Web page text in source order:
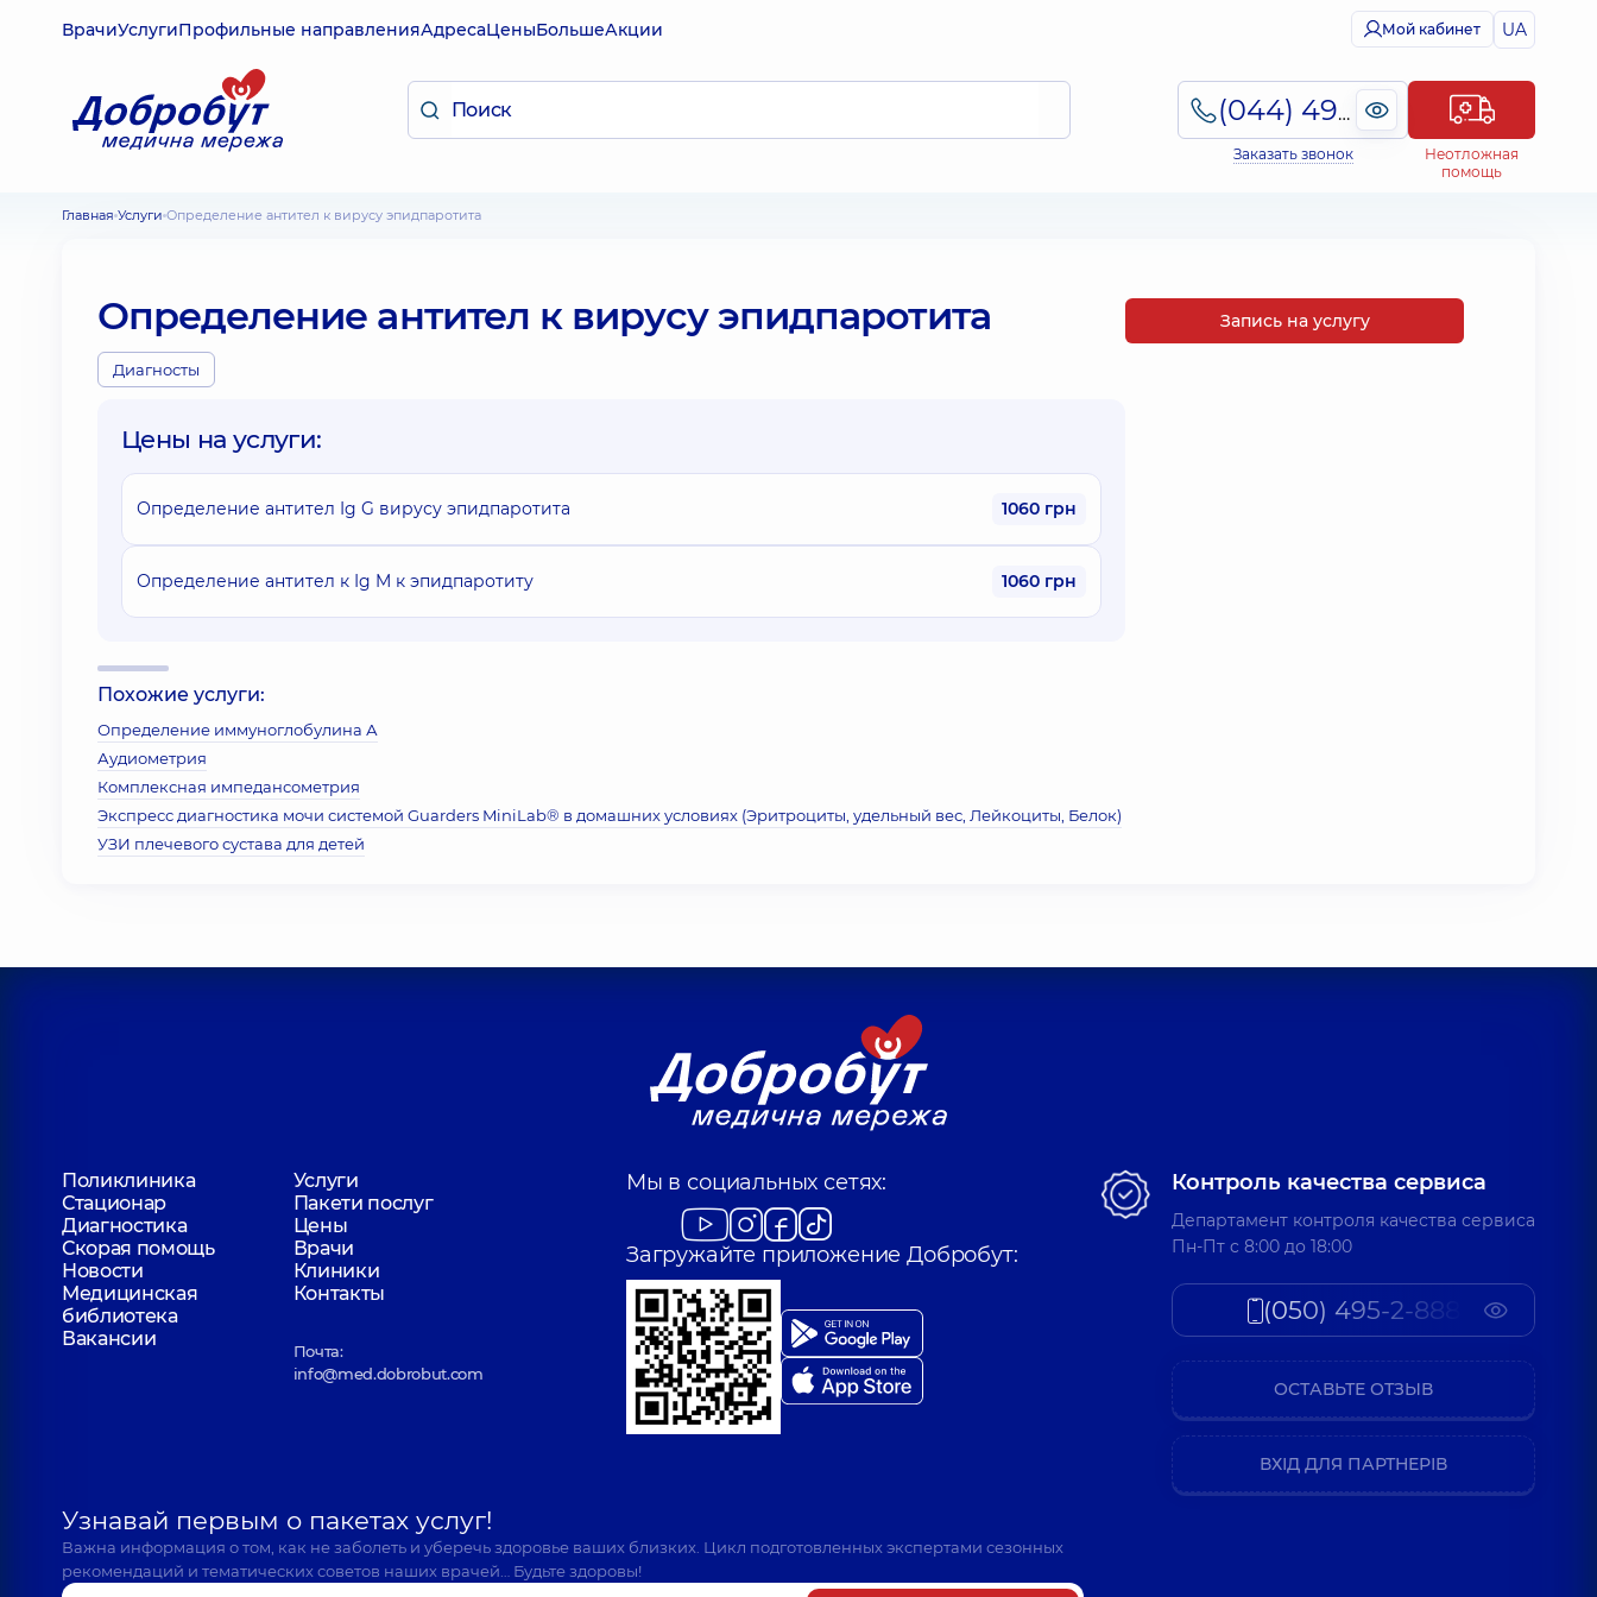
ВрачиУслугиПрофильные направленияАдресаЦеныБольшеАкции Мой кабинет UA
(044) 495-2-888
Заказать звонок
Неотложная
помощь
Главная Услуги Определение антител к вирусу эпидпаротита
Определение антител к вирусу эпидпаротита
Диагносты
Цены на услуги:
Определение антител Ig G вирусу эпидпаротита 1060 грн
Определение антител к Ig M к эпидпаротиту 1060 грн
Похожие услуги:
Определение иммуноглобулина А
Аудиометрия
Комплексная импедансометрия
Экспресс диагностика мочи системой Guarders MiniLab® в домашних условиях (Эритроциты, удельный вес, Лейкоциты, Белок)
УЗИ плечевого сустава для детей
Запись на услугу
Поликлиника
Услуги
Стационар
Пакети послуг
Диагностика
Цены
Скорая помощь
Врачи
Новости
Клиники
Медицинская
библиотека
Контакты
Вакансии
Почта:
info@med.dobrobut.com
Мы в социальных сетях:
Загружайте приложение Добробут:
Узнавай первым о пакетах услуг!
Важна информация о том, как не заболеть и уберечь здоровье ваших близких. Цикл подготовленных экспертами сезонных
рекомендаций и тематических советов наших врачей… Будьте здоровы!
Контроль качества сервиса
Департамент контроля качества сервиса
Пн-Пт c 8:00 до 18:00
(050) 495-2-888
ОСТАВЬТЕ ОТЗЫВ
ВХІД ДЛЯ ПАРТНЕРІВ